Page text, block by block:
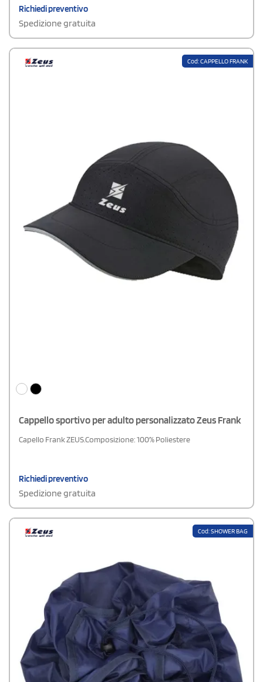
Richiedi preventivo
Spedizione gratuita
Cod: CAPPELLO FRANK
Cappello sportivo per adulto personalizzato Zeus Frank
Capello Frank ZEUS.Composizione: 100% Poliestere
Richiedi preventivo
Spedizione gratuita
Cod: SHOWER BAG